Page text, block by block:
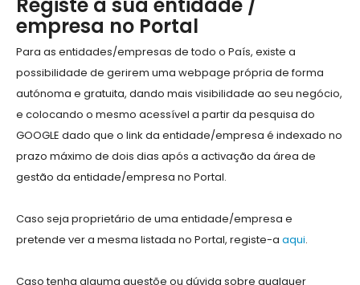
Registe a sua entidade /
empresa no Portal
Para as entidades/empresas de todo o País, existe a
possibilidade de gerirem uma webpage própria de forma
autónoma e gratuita, dando mais visibilidade ao seu negócio,
e colocando o mesmo acessível a partir da pesquisa do
GOOGLE dado que o link da entidade/empresa é indexado no
prazo máximo de dois dias após a activação da área de
gestão da entidade/empresa no Portal.
Caso seja proprietário de uma entidade/empresa e
pretende ver a mesma listada no Portal, registe-a aqui.
Caso tenha alguma questõe ou dúvida sobre qualquer